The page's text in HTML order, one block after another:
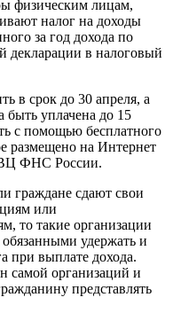
физическим лицам,
налог на доходы
за год дохода по
декларации в налоговый
в срок до 30 апреля, а
быть уплачена до 15
с помощью бесплатного
размещено на Интернет
ФНС России.
граждане сдают свои
или
то такие организации
удержать и
при выплате дохода.
самой организаций и
представлять